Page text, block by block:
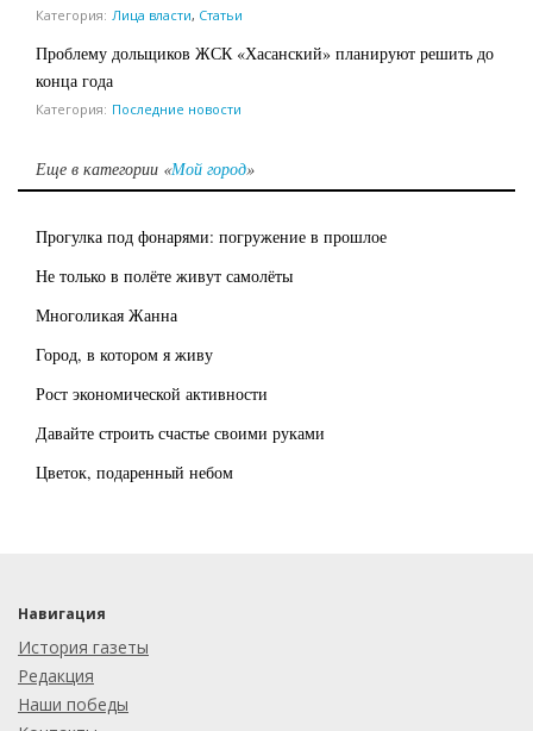
Категория: Лица власти, Статьи
Проблему дольщиков ЖСК «Хасанский» планируют решить до
конца года
Категория: Последние новости
Еще в категории «Мой город»
Прогулка под фонарями: погружение в прошлое
Не только в полёте живут самолёты
Многоликая Жанна
Город, в котором я живу
Рост экономической активности
Давайте строить счастье своими руками
Цветок, подаренный небом
Навигация
История газеты
Редакция
Наши победы